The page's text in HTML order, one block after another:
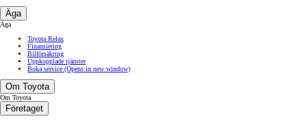
Äga
Äga
Toyota Relax
Finansiering
Bilförsäkring
Uppkopplade tjänster
Boka service (Opens in new window)
Om Toyota
Om Toyota
Företaget